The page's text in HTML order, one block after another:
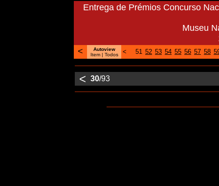
Entrega de Prémios Concurso
Museu
<
Autoview
Item| Todos < 51 52 53 54 55 56 57 58
< 30/93